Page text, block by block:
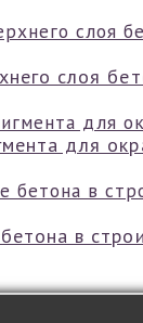
слоя
для
в